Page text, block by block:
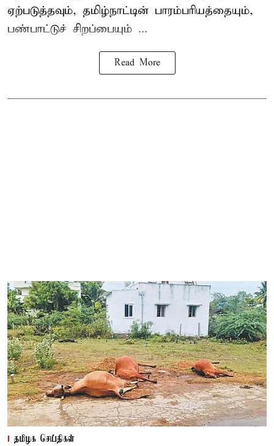
ஏற்படுத்தவும், தமிழ்நாட்டின் பாரம்பரியத்தையும்,
பண்பாட்டுச் சிறப்பையும் ...
Read More
தமிழக செய்திகள்